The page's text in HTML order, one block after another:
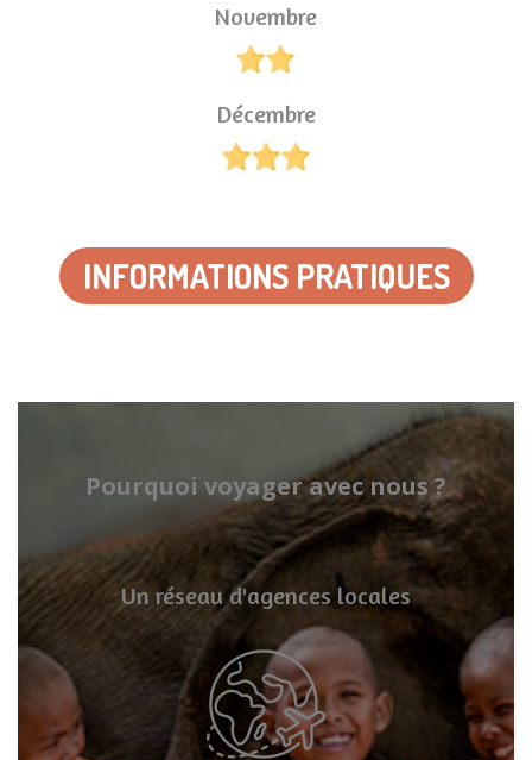
Novembre
Décembre
INFORMATIONS PRATIQUES
Pourquoi voyager avec nous ?
Un réseau d'agences locales